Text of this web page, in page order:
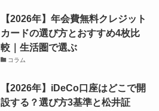
【2026年】年会費無料クレジット
カードの選び方とおすすめ4枚比
較｜生活圏で選ぶ
コラム
【2026年】iDeCo口座はどこで開
設する？選び方3基準と松井証